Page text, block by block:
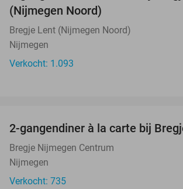
(Nijmegen Noord)
Bregje Lent (Nijmegen Noord)
Nijmegen
Verkocht: 1.093
2-gangendiner à la carte bij
Bregje Nijmegen Centrum
Nijmegen
Verkocht: 735